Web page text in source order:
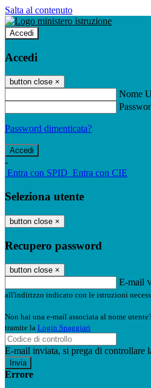
Salta al contenuto
Accedi
Accedi
button close ×
Nome
Password dimenticata?
-
Entra con SPID Entra con CIE
Seleziona utente
button close ×
Recupero password
button close ×
E-mail
all'indirizzo indicato con le istruzioni
Non hai una e-mail associata al nome
tramite la Login Spaggiari
E-mail inviata, si prega di controllare
Errore